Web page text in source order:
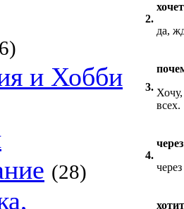
и Хобби
(28)
2.
да,
3.
всех.
4.